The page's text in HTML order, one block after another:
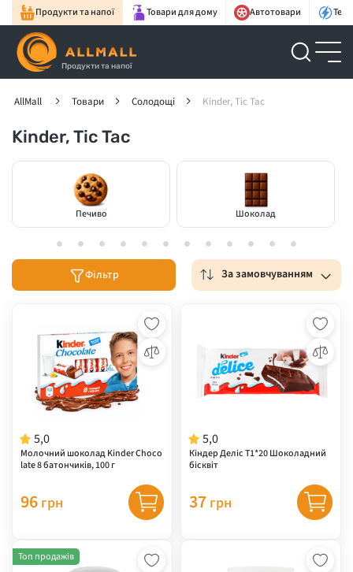
Продукти та напої Товари для дому Автотовари
Продукти та напої
AllMall Товари Солодощі Kinder, Tic Tac
Kinder, Tic Tac
Печиво Шоколад
Фільтр За замовчуванням
5,0
Молочний шоколад Kinder Choco
late 8 батончиків, 100 г
96 грн
5,0
Кіндер Деліс Т1*20 Шоколадний
бісквіт
37 грн
Топ продажів